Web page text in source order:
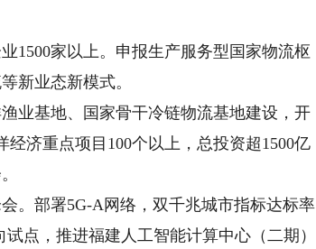
家以上。申报生产服务型国家物流枢
新业态新模式。
基地、国家骨干冷链物流基地建设，开
济重点项目100个以上，总投资超1500亿
部署5G-A网络，双千兆城市指标达标率
点，推进福建人工智能计算中心（二期）